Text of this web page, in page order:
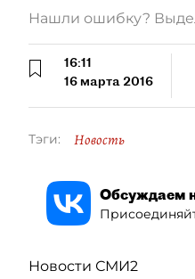
Нашли ошибку?
16:11
16 марта 2016
Тэги: Новость
Обсуждаем
Новости СМИ2